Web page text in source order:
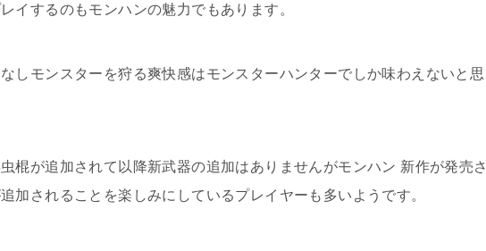
イするのもモンハンの魅力でもあります。
しモンスターを狩る爽快感はモンスターハンターでしか味わえないと思
棍が追加されて以降新武器の追加はありませんがモンハン 新作が発売さ
加されることを楽しみにしているプレイヤーも多いようです。